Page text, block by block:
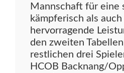
Mannschaft für eine
kämpferisch als
hervorragende
den zweiten
restlichen drei
HCOB Backnang/